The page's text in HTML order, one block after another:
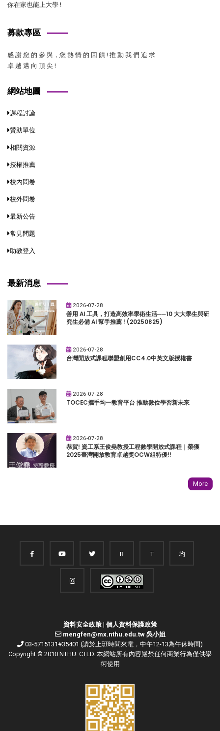
你在家也能上大學 !
募款專區
感 謝 您 的 參 與，您 熱 情 的 回 饋 ! 推 動 我 們 追 求
卓 越 邁 向 頂 尖 !
網站地圖
課程討論
贊助單位
相關資源
授權推薦
校內問卷
校外問卷
最新公告
常見問題
助教登入
最新消息
2026-07-28
善用 AI 工具，打造高效率學術生活──10 大大學生與研
究生必備 AI 幫手推薦 ! (20250825)
2026-07-28
台灣開放式課程聯盟創用CC4.0中英文版授權書
2026-07-28
TOCEC攜手均一教育平台 推動數位學習新未來
2026-07-28
恭賀! 資工系王俊堯教授工程數學開放式課程｜榮獲
2025臺灣開放教育卓越獎OCW組特優!!
More
B T 均
資料安全政策| 個人資料保護政策
mengfen@mx.nthu.edu.tw 吳小姐
03-5715131#35401 (請於上班時間來電，中午12-13為午休時間)
Copyright © 2010 NTHU. CTLD. 本網站所有內容嚴禁任何商業行為僅供學
術使用